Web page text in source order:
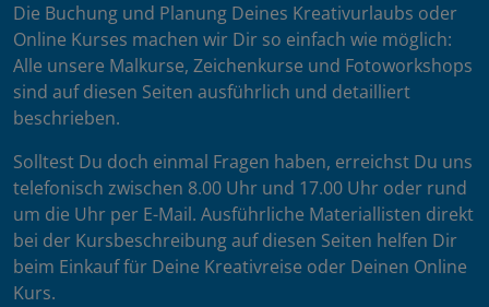
Die Buchung und Planung Deines Kreativurlaubs oder
Online Kurses machen wir Dir so einfach wie möglich:
Alle unsere Malkurse, Zeichenkurse und Fotoworkshops
sind auf diesen Seiten ausführlich und detailliert
beschrieben.
Solltest Du doch einmal Fragen haben, erreichst Du uns
telefonisch zwischen 8.00 Uhr und 17.00 Uhr oder rund
um die Uhr per E-Mail. Ausführliche Materiallisten direkt
bei der Kursbeschreibung auf diesen Seiten helfen Dir
beim Einkauf für Deine Kreativreise oder Deinen Online
Kurs.